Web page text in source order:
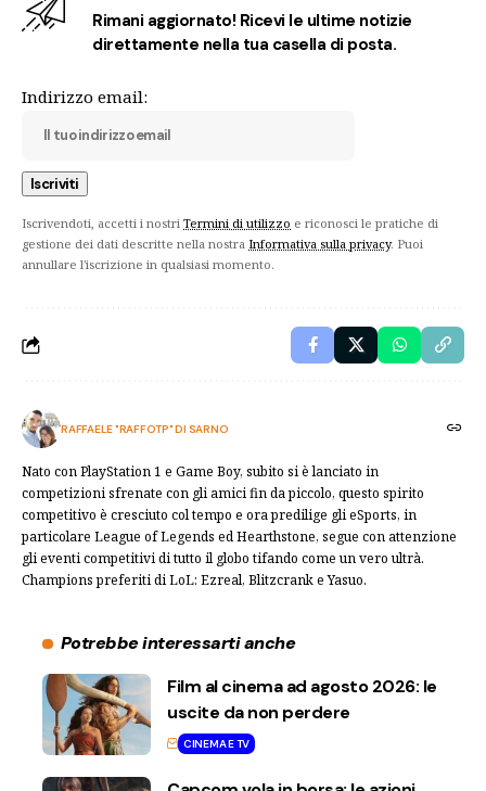
Rimani aggiornato! Ricevi le ultime notizie
direttamente nella tua casella di posta.
Indirizzo email:
Iscrivendoti, accetti i nostri Termini di utilizzo e riconosci le pratiche di
gestione dei dati descritte nella nostra Informativa sulla privacy. Puoi
annullare l'iscrizione in qualsiasi momento.
RAFFAELE "RAFFOTP" DI SARNO
Nato con PlayStation 1 e Game Boy, subito si è lanciato in
competizioni sfrenate con gli amici fin da piccolo, questo spirito
competitivo è cresciuto col tempo e ora predilige gli eSports, in
particolare League of Legends ed Hearthstone, segue con attenzione
gli eventi competitivi di tutto il globo tifando come un vero ultrà.
Champions preferiti di LoL: Ezreal, Blitzcrank e Yasuo.
Potrebbe interessarti anche
Film al cinema ad agosto 2026: le
uscite da non perdere
CINEMA E TV